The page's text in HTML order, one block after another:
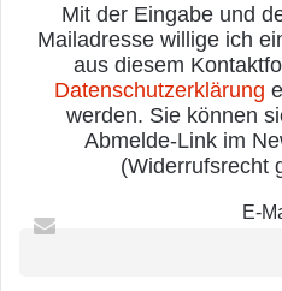
Mit der Eingabe und
Mailadresse willige ich
aus diesem
Datenschutzerklärung
werden. Sie können
Abmelde-Link im
(Widerrufsrecht
E-